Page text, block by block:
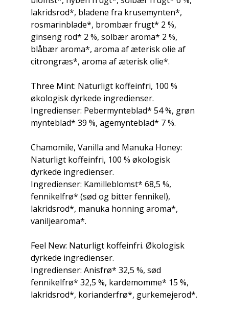
lakridsrod*, bladene fra krusemynten*,
rosmarinblade*, brombær frugt* 2 %,
ginseng rod* 2 %, solbær aroma* 2 %,
blåbær aroma*, aroma af æterisk olie af
citrongræs*, aroma af æterisk olie*.
Three Mint: Naturligt koffeinfri, 100 %
økologisk dyrkede ingredienser.
Ingredienser: Pebermynteblad* 54 %, grøn
mynteblad* 39 %, agemynteblad* 7 %.
Chamomile, Vanilla and Manuka Honey:
Naturligt koffeinfri, 100 % økologisk
dyrkede ingredienser.
Ingredienser: Kamilleblomst* 68,5 %,
fennikelfrø* (sød og bitter fennikel),
lakridsrod*, manuka honning aroma*,
vaniljearoma*.
Feel New: Naturligt koffeinfri. Økologisk
dyrkede ingredienser.
Ingredienser: Anisfrø* 32,5 %, sød
fennikelfrø* 32,5 %, kardemomme* 15 %,
lakridsrod*, korianderfrø*, gurkemejerod*.